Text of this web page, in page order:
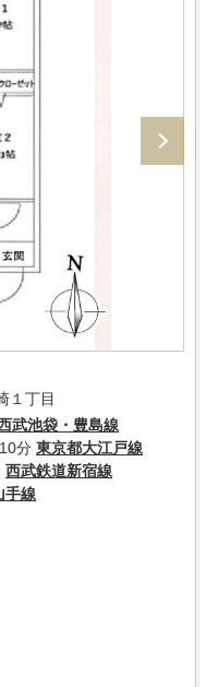
１丁目
武池袋・豊島線
分 東京都大江戸線
西武鉄道新宿線
手線